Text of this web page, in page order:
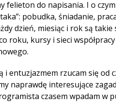
felieton do napisania. I o
pobudka, śniadanie,
dzień, miesiąc i rok są
roku, kursy i sieci
i entuzjazmem rzucam się
naprawdę interesujące
czasem wpadam w